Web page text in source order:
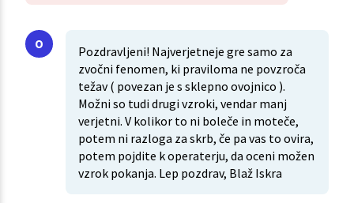
Pozdravljeni! Najverjetneje gre samo za
zvočni fenomen, ki praviloma ne povzroča
težav ( povezan je s sklepno ovojnico ).
Možni so tudi drugi vzroki, vendar manj
verjetni. V kolikor to ni boleče in moteče,
potem ni razloga za skrb, če pa vas to ovira,
potem pojdite k operaterju, da oceni možen
vzrok pokanja. Lep pozdrav, Blaž Iskra